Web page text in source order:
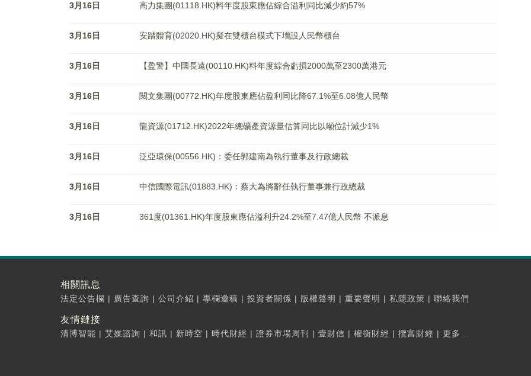
3月16日 高力集團(01118.HK)料年度股東應佔綜合溢利同比減少約57%
3月16日 安踏體育(02020.HK)擬在雙櫃台模式下增設人民幣櫃台
3月16日 【盈警】中國長遠(00110.HK)料年度綜合虧損2000萬至2300萬港元
3月16日 閱文集團(00772.HK)年度股東應佔盈利同比降67.1%至6.08億人民幣
3月16日 龍資源(01712.HK)2022年總礦產資源量估算同比以噸位計減少1%
3月16日 泛亞環保(00556.HK)：委任郭建南為執行董事及行政總裁
3月16日 中信國際電訊(01883.HK)：蔡大為將辭任執行董事兼行政總裁
3月16日 361度(01361.HK)年度股東應佔溢利升24.2%至7.47億人民幣 不派息
相關訊息
法定公告欄 | 廣告查詢 | 公司介紹 | 專欄邀稿 | 投資者關係 | 版權聲明 | 重要聲明 | 私隱政策 | 聯絡我們
友情鏈接
清博智能 | 艾媒諮詢 | 和訊 | 新時空 | 時代財經 | 證券市場周刊 | 壹財信 | 權衡財經 | 攬富財經 | 更多...